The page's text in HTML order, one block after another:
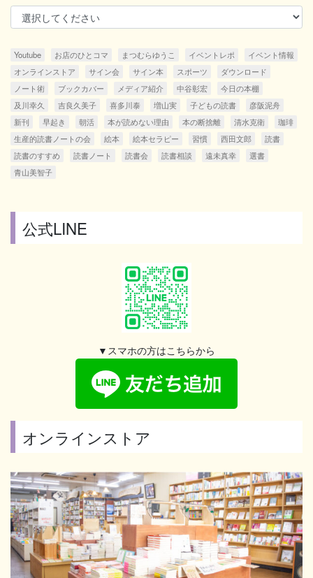
Youtube お店のひとコマ まつむらゆうこ イベントレポ
イベント情報
オンラインストア
サイン会 サイン本 スポーツ
ダウンロード
ノート術
ブックカバー メディア紹介 中谷彰宏
今日の本棚
及川幸久
吉良久美子 喜多川泰 増山実 子どもの読書
彦阪泥舟
新刊
早起き 朝活 本が読めない理由 本の断捨離 清水克衛
珈琲
生産的読書ノートの会
絵本 絵本セラピー 習慣 西田文郎
読書
読書のすすめ
読書ノート 読書会 読書相談 遠未真幸
選書
青山美智子
公式LINE
▼スマホの方はこちらから
オンラインストア